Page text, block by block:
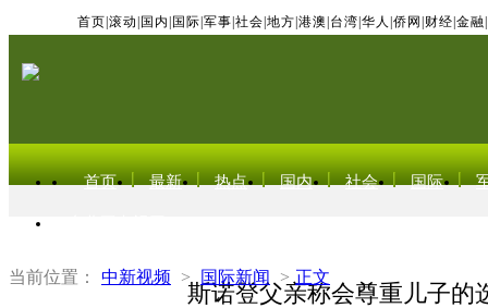
首页 滚动 国内 国际 军事 社会 地方 港澳 台湾 华人 侨网 财经 金融
首页 最新 热点 国内 社会 国际
当前位置： 中新视频 > 国际新闻 > 正文
斯诺登父亲称会尊重儿子的